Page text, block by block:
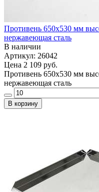
Противень 650х530 мм
нержавеющая сталь
В наличии
Артикул: 26042
Цена 2 109 руб.
Противень 650х530 мм
нержавеющая сталь
В корзину